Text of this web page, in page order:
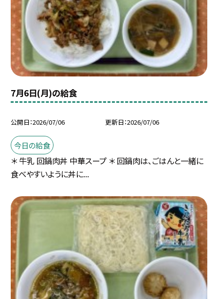
7月6日(月)の給食
公開日 2026/07/06 更新日 2026/07/06
今日の給食
＊ 牛乳 回鍋肉丼 中華スープ ＊ 回鍋肉は、ごはんと一緒に
食べやすいように丼に...